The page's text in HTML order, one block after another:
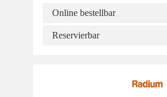
Online bestellbar
Reservierbar